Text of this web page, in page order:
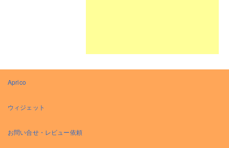
Aprico
ウィジェット
お問い合せ・レビュー依頼